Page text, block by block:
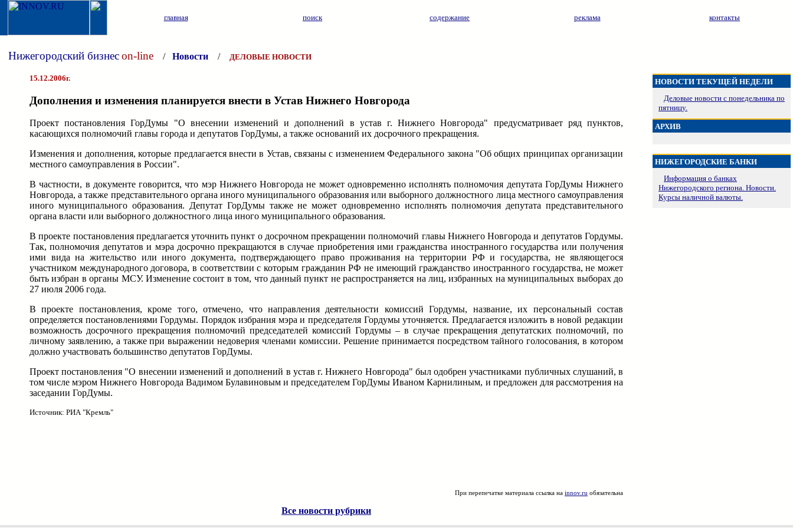
главная поиск содержание реклама контакты
Нижегородский бизнесon-line / Новости / ДЕЛОВЫЕ НОВОСТИ
15.12.2006г.
Дополнения и изменения планируется внести в Устав Нижнего Новгорода
Проект постановления ГорДумы "О внесении изменений и дополнений в устав г. Нижнего Новгорода" предусматривает ряд пунктов,
касающихся полномочий главы города и депутатов ГорДумы, а также оснований их досрочного прекращения.
Изменения и дополнения, которые предлагается внести в Устав, связаны с изменением Федерального закона "Об общих принципах организации
местного самоуправления в России".
В частности, в документе говорится, что мэр Нижнего Новгорода не может одновременно исполнять полномочия депутата ГорДумы Нижнего
Новгорода, а также представительного органа иного муниципального образования или выборного должностного лица местного самоуправления
иного муниципального образования. Депутат ГорДумы также не может одновременно исполнять полномочия депутата представительного
органа власти или выборного должностного лица иного муниципального образования.
В проекте постановления предлагается уточнить пункт о досрочном прекращении полномочий главы Нижнего Новгорода и депутатов Гордумы.
Так, полномочия депутатов и мэра досрочно прекращаются в случае приобретения ими гражданства иностранного государства или получения
ими вида на жительство или иного документа, подтверждающего право проживания на территории РФ и государства, не являющегося
участником международного договора, в соответствии с которым гражданин РФ не имеющий гражданство иностранного государства, не может
быть избран в органы МСУ. Изменение состоит в том, что данный пункт не распространяется на лиц, избранных на муниципальных выборах до
27 июля 2006 года.
В проекте постановления, кроме того, отмечено, что направления деятельности комиссий Гордумы, название, их персональный состав
определяется постановлениями Гордумы. Порядок избрания мэра и председателя Гордумы уточняется. Предлагается изложить в новой редакции
возможность досрочного прекращения полномочий председателей комиссий Гордумы – в случае прекращения депутатских полномочий, по
личному заявлению, а также при выражении недоверия членами комиссии. Решение принимается посредством тайного голосования, в котором
должно участвовать большинство депутатов ГорДумы.
Проект постановления "О внесении изменений и дополнений в устав г. Нижнего Новгорода" был одобрен участниками публичных слушаний, в
том числе мэром Нижнего Новгорода Вадимом Булавиновым и председателем ГорДумы Иваном Карнилиным, и предложен для рассмотрения на
заседании ГорДумы.
Источник: РИА "Кремль"
При перепечатке материала ссылка на innov.ru обязательна
Все новости рубрики
НОВОСТИ ТЕКУЩЕЙ НЕДЕЛИ
Деловые новости с понедельника по
пятницу.
АРХИВ
НИЖЕГОРОДСКИЕ БАНКИ
Информация о банках
Нижегородского региона. Новости.
Курсы наличной валюты.